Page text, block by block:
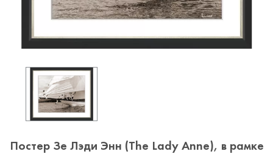
Постер Зе Лэди Энн (The Lady Anne), в рамке